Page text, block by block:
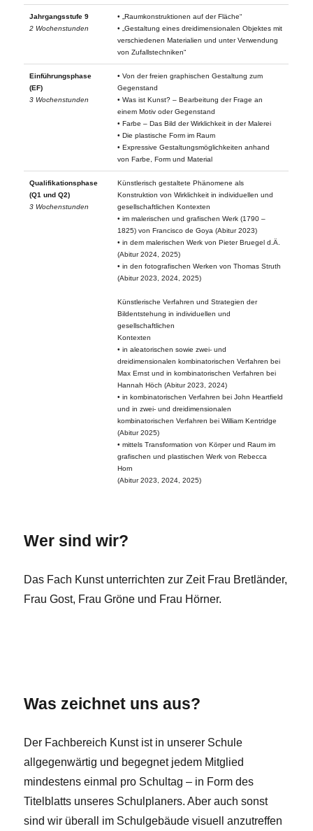
Jahrgangsstufe 9
2 Wochenstunden
• „Raumkonstruktionen auf der Fläche“
• „Gestaltung eines dreidimensionalen Objektes mit
verschiedenen Materialien und unter Verwendung
von Zufallstechniken“
Einführungsphase
(EF)
3 Wochenstunden
• Von der freien graphischen Gestaltung zum
Gegenstand
• Was ist Kunst? – Bearbeitung der Frage an
einem Motiv oder Gegenstand
• Farbe – Das Bild der Wirklichkeit in der Malerei
• Die plastische Form im Raum
• Expressive Gestaltungsmöglichkeiten anhand
von Farbe, Form und Material
Qualifikationsphase
(Q1 und Q2)
3 Wochenstunden
Künstlerisch gestaltete Phänomene als
Konstruktion von Wirklichkeit in individuellen und
gesellschaftlichen Kontexten
• im malerischen und grafischen Werk (1790 –
1825) von Francisco de Goya (Abitur 2023)
• in dem malerischen Werk von Pieter Bruegel d.Ä.
(Abitur 2024, 2025)
• in den fotografischen Werken von Thomas Struth
(Abitur 2023, 2024, 2025)
Künstlerische Verfahren und Strategien der
Bildentstehung in individuellen und
gesellschaftlichen
Kontexten
• in aleatorischen sowie zwei- und
dreidimensionalen kombinatorischen Verfahren bei
Max Ernst und in kombinatorischen Verfahren bei
Hannah Höch (Abitur 2023, 2024)
• in kombinatorischen Verfahren bei John Heartfield
und in zwei- und dreidimensionalen
kombinatorischen Verfahren bei William Kentridge
(Abitur 2025)
• mittels Transformation von Körper und Raum im
grafischen und plastischen Werk von Rebecca
Horn
(Abitur 2023, 2024, 2025)
Wer sind wir?
Das Fach Kunst unterrichten zur Zeit Frau Bretländer,
Frau Gost, Frau Gröne und Frau Hörner.
Was zeichnet uns aus?
Der Fachbereich Kunst ist in unserer Schule
allgegenwärtig und begegnet jedem Mitglied
mindestens einmal pro Schultag – in Form des
Titelblatts unseres Schulplaners. Aber auch sonst
sind wir überall im Schulgebäude visuell anzutreffen